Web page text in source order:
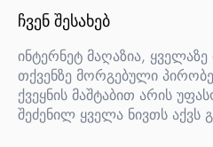
ᲩᲕᲔᲜ ᲨᲔᲡᲐᲮᲔᲑ
ინტერნეტ მაღაზია,
თქვენზე მორგებული
ქვეყნის მაშტაბით არის
შეძენილ ყველა ნივთს აქვს